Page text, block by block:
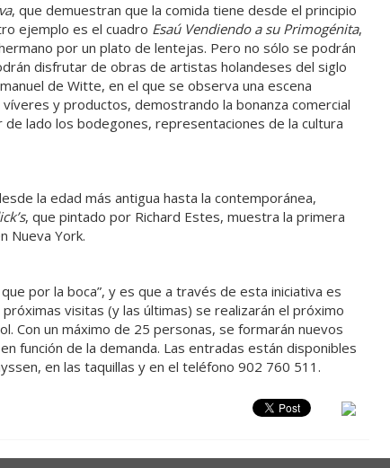
, que demuestran que la comida tiene desde el principio
ejemplo es el cuadro Esaú Vendiendo a su Primogénita,
por un plato de lentejas. Pero no sólo se podrán
disfrutar de obras de artistas holandeses del siglo
de Witte, en el que se observa una escena
y productos, demostrando la bonanza comercial
lado los bodegones, representaciones de la cultura
la edad más antigua hasta la contemporánea,
, que pintado por Richard Estes, muestra la primera
Nueva York.
por la boca”, y es que a través de esta iniciativa es
visitas (y las últimas) se realizarán el próximo
Con un máximo de 25 personas, se formarán nuevos
función de la demanda. Las entradas están disponibles
en las taquillas y en el teléfono 902 760 511.